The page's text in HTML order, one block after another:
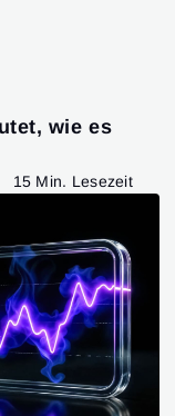
wie es
15 Min. Lesezeit